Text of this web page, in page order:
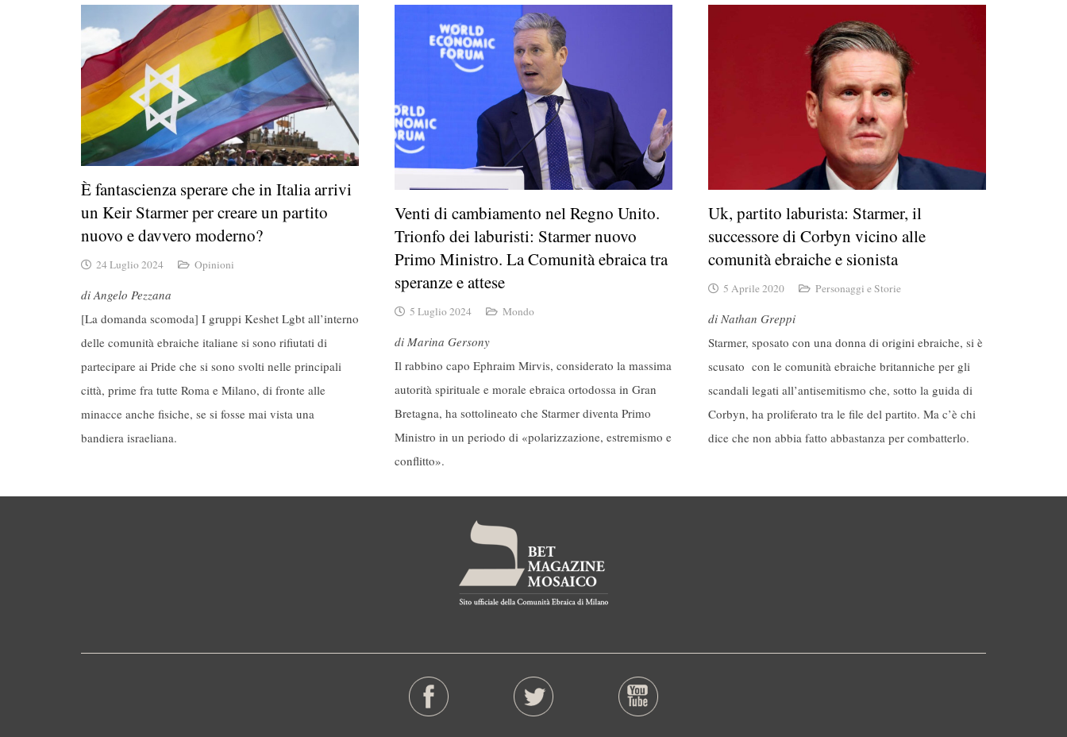
È fantascienza sperare che in Italia arrivi
un Keir Starmer per creare un partito
nuovo e davvero moderno?
24 Luglio 2024 Opinioni
di Angelo Pezzana
[La domanda scomoda] I gruppi Keshet Lgbt all’interno
delle comunità ebraiche italiane si sono rifiutati di
partecipare ai Pride che si sono svolti nelle principali
città, prime fra tutte Roma e Milano, di fronte alle
minacce anche fisiche, se si fosse mai vista una
bandiera israeliana.
Venti di cambiamento nel Regno Unito.
Trionfo dei laburisti: Starmer nuovo
Primo Ministro. La Comunità ebraica tra
speranze e attese
5 Luglio 2024 Mondo
di Marina Gersony
Il rabbino capo Ephraim Mirvis, considerato la massima
autorità spirituale e morale ebraica ortodossa in Gran
Bretagna, ha sottolineato che Starmer diventa Primo
Ministro in un periodo di «polarizzazione, estremismo e
conflitto».
Uk, partito laburista: Starmer, il
successore di Corbyn vicino alle
comunità ebraiche e sionista
5 Aprile 2020 Personaggi e Storie
di Nathan Greppi
Starmer, sposato con una donna di origini ebraiche, si è
scusato con le comunità ebraiche britanniche per gli
scandali legati all’antisemitismo che, sotto la guida di
Corbyn, ha proliferato tra le file del partito. Ma c’è chi
dice che non abbia fatto abbastanza per combatterlo.